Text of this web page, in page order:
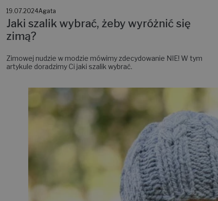
19.07.2024Agata
Jaki szalik wybrać, żeby wyróżnić się
zimą?
Zimowej nudzie w modzie mówimy zdecydowanie NIE! W tym
artykule doradzimy Ci jaki szalik wybrać.